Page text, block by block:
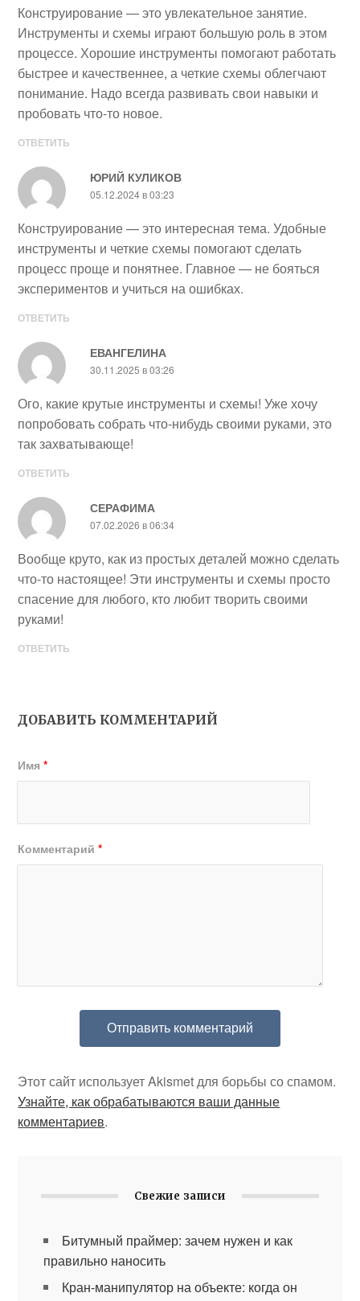
Конструирование — это увлекательное занятие.
Инструменты и схемы играют большую роль в этом
процессе. Хорошие инструменты помогают работать
быстрее и качественнее, а четкие схемы облегчают
понимание. Надо всегда развивать свои навыки и
пробовать что-то новое.
ОТВЕТИТЬ
ЮРИЙ КУЛИКОВ
05.12.2024 в 03:23
Конструирование — это интересная тема. Удобные
инструменты и четкие схемы помогают сделать
процесс проще и понятнее. Главное — не бояться
экспериментов и учиться на ошибках.
ОТВЕТИТЬ
ЕВАНГЕЛИНА
30.11.2025 в 03:26
Ого, какие крутые инструменты и схемы! Уже хочу
попробовать собрать что-нибудь своими руками, это
так захватывающе!
ОТВЕТИТЬ
СЕРАФИМА
07.02.2026 в 06:34
Вообще круто, как из простых деталей можно сделать
что-то настоящее! Эти инструменты и схемы просто
спасение для любого, кто любит творить своими
руками!
ОТВЕТИТЬ
ДОБАВИТЬ КОММЕНТАРИЙ
Имя*
Комментарий*
Этот сайт использует Akismet для борьбы со спамом.
Узнайте, как обрабатываются ваши данные
комментариев.
Свежие записи
Битумный праймер: зачем нужен и как
правильно наносить
Кран-манипулятор на объекте: когда он